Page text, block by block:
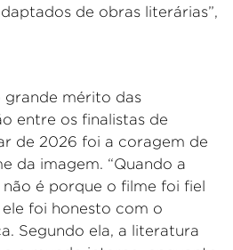
de obras literárias”,
grande mérito das
entre os finalistas de
de 2026 foi a coragem de
da imagem. “Quando a
é porque o filme foi fiel
foi honesto com o
. Segundo ela, a literatura